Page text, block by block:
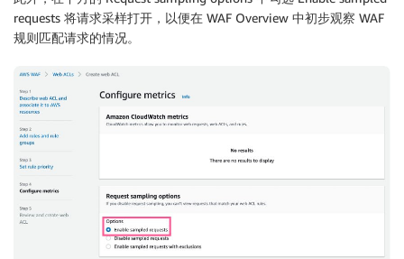
requests 将请求采样打开，以便在 WAF Overview 中初步观察 WAF
规则匹配请求的情况。